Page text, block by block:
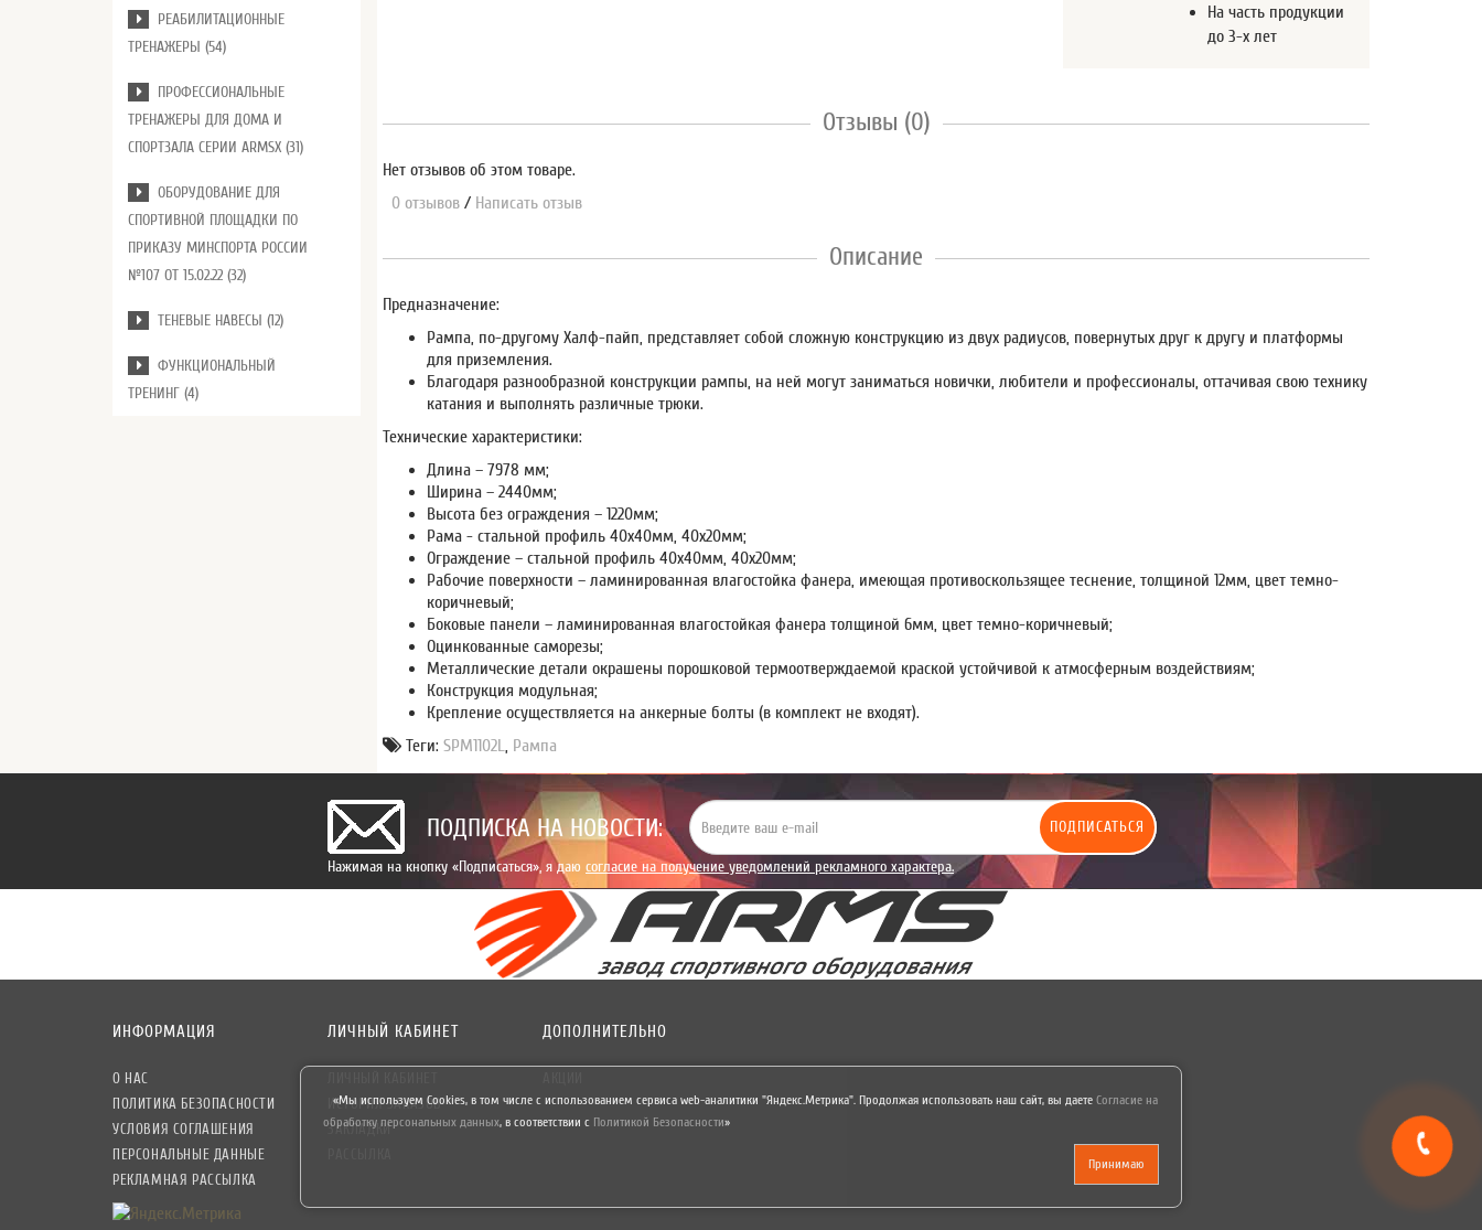
РЕАБИЛИТАЦИОННЫЕ
ТРЕНАЖЕРЫ (54)
ПРОФЕССИОНАЛЬНЫЕ
ТРЕНАЖЕРЫ ДЛЯ ДОМА И
СПОРТЗАЛА СЕРИИ ARMSX (31)
ОБОРУДОВАНИЕ ДЛЯ
СПОРТИВНОЙ ПЛОЩАДКИ ПО
ПРИКАЗУ МИНСПОРТА РОССИИ
№107 ОТ 15.02.22 (32)
ТЕНЕВЫЕ НАВЕСЫ (12)
ФУНКЦИОНАЛЬНЫЙ
ТРЕНИНГ (4)
На часть продукции
до 3-х лет
Отзывы (0)
Нет отзывов об этом товаре.
0 отзывов / Написать отзыв
Описание
Предназначение:
Рампа, по-другому Халф-пайп, представляет собой сложную конструкцию из двух радиусов, повернутых друг к другу и платформы
для приземления.
Благодаря разнообразной конструкции рампы, на ней могут заниматься новички, любители и профессионалы, оттачивая свою технику
катания и выполнять различные трюки.
Технические характеристики:
Длина – 7978 мм;
Ширина – 2440мм;
Высота без ограждения – 1220мм;
Рама - стальной профиль 40х40мм, 40х20мм;
Ограждение – стальной профиль 40х40мм, 40х20мм;
Рабочие поверхности – ламинированная влагостойка фанера, имеющая противоскользящее теснение, толщиной 12мм, цвет темно-
коричневый;
Боковые панели – ламинированная влагостойкая фанера толщиной 6мм, цвет темно-коричневый;
Оцинкованные саморезы;
Металлические детали окрашены порошковой термоотверждаемой краской устойчивой к атмосферным воздействиям;
Конструкция модульная;
Крепление осуществляется на анкерные болты (в комплект не входят).
Теги:SPM1102L, Рампа
ПОДПИСКА НА НОВОСТИ: ПОДПИСАТЬСЯ
Нажимая на кнопку «Подписаться», я даю согласие на получение уведомлений рекламного характера.
ИНФОРМАЦИЯ
О НАС
ПОЛИТИКА БЕЗОПАСНОСТИ
УСЛОВИЯ СОГЛАШЕНИЯ
ПЕРСОНАЛЬНЫЕ ДАННЫЕ
РЕКЛАМНАЯ РАССЫЛКА
ЛИЧНЫЙ КАБИНЕТ
ИСТОРИЯ ЗАКАЗОВ
ЗАКЛАДКИ
ДОПОЛНИТЕЛЬНО
«Мы используем Cookies, в том числе с использованием сервиса web-аналитики "Яндекс.Метрика". Продолжая использовать наш сайт, вы даете Согласие на
обработку персональных данных, в соответствии с Политикой Безопасности»
Принимаю